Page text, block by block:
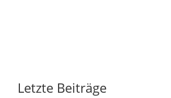
Letzte Beiträge